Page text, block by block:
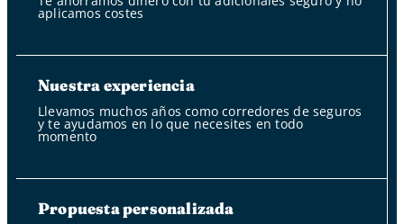
aplicamos costes
Nuestra experiencia
Llevamos muchos años como corredores de seguros
y te ayudamos en lo que necesites en todo
momento
Propuesta personalizada